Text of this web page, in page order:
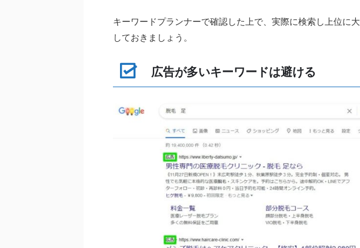
キーワードプランナーで確認した上で、実際に検索し上位に
しておきましょう。
広告が多いキーワードは避ける